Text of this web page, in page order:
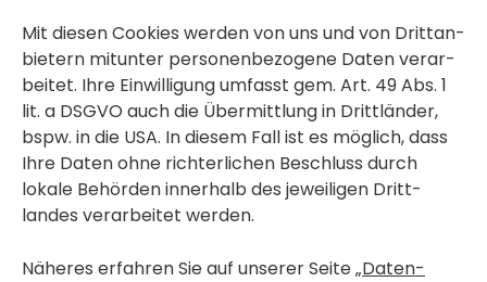
Mit diesen Cookies werden von uns und von Dritt­an­
bie­tern mitunter perso­nen­be­zo­gene Daten verar­
beitet. Ihre Einwil­li­gung umfasst gem. Art. 49 Abs. 1
lit. a DSGVO auch die Übermitt­lung in Dritt­länder,
bspw. in die USA. In diesem Fall ist es möglich, dass
Ihre Daten ohne rich­ter­li­chen Beschluss durch
lokale Behörden inner­halb des jewei­ligen Dritt­
landes verar­beitet werden.
Näheres erfahren Sie auf unserer Seite „Daten­
Nach­folger!
Daher freuen wir uns schon jetzt auf Ihre Initia­tiv­be­
wer­bung. Machen Sie uns neugierig!
Wir freuen uns darauf, Sie kennen­zu­lernen!